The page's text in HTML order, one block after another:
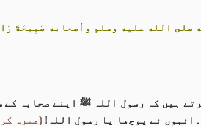
صلى الله عليه وسلم وأصحابه صَبِيحَةَ
ہیں کہ رسول اللہ ﷺ اپنے صحابہ کے
نے پوچھا یا رسول اللہ! (عمرہ